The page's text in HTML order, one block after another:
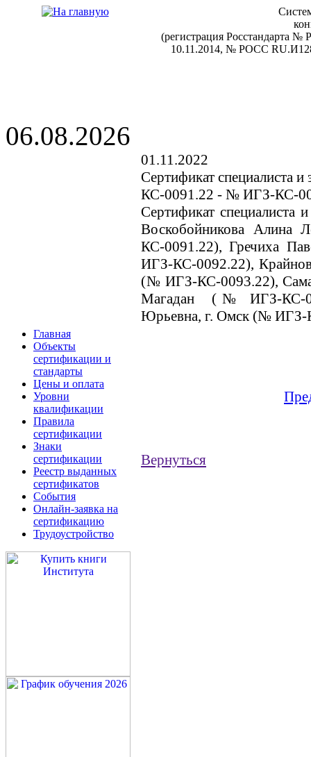
(регистрация
10.11.2014, № РОСС
06.08.2026
Главная
Объекты
сертификации и
стандарты
Цены и оплата
Уровни
квалификации
Правила
сертификации
Знаки
сертификации
Реестр выданных
сертификатов
События
Онлайн-заявка на
сертификацию
Трудоустройство
01.11.2022
Сертификат специалиста
КС-0091.22 - № ИГЗ-КС-
Сертификат специалиста
Воскобойникова
КС-0091.22), Гречиха
ИГЗ-КС-0092.22),
(№ ИГЗ-КС-0093.22),
Магадан (№ ИГЗ-КС-
Юрьевна, г. Омск (№ ИГЗ-
Вернуться